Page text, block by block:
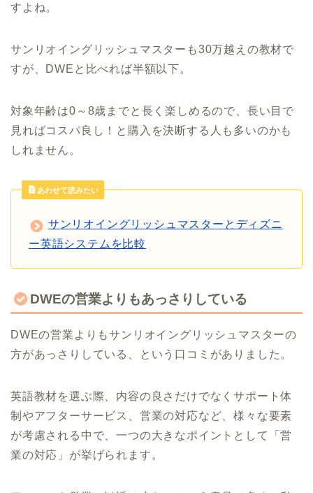
すよね。
サンリオイングリッシュマスターも30万越えの教材で
すが、DWEと比べれば半額以下。
対象年齢は0～8歳までと長く楽しめるので、長い目で
見ればコスパ良し！と購入を決断する人も多いのかも
しれません。
あわせて読みたい
サンリオイングリッシュマスターとディズニ
ー英語システムを比較
DWEの営業よりもあっさりしている
DWEの営業よりもサンリオイングリッシュマスターの
方があっさりしている、という口コミがありました。
英語教材を選ぶ際、内容の良さだけでなくサポート体
制やアフターサービス、営業の対応など、様々な要素
が考慮される中で、一つの大きなポイントとして「営
業の対応」が挙げられます。